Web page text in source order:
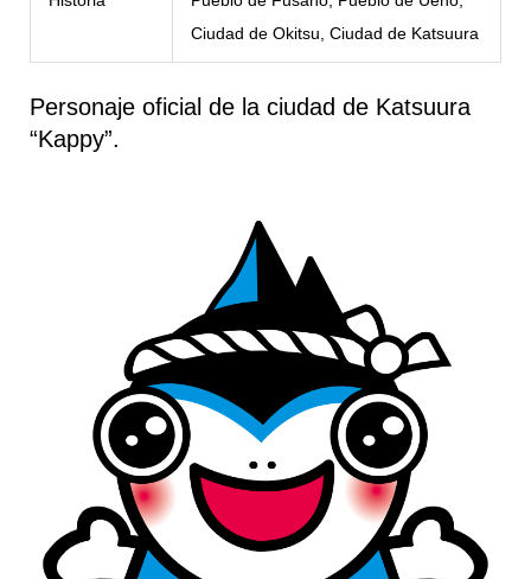
Ciudad de Okitsu, Ciudad de Katsuura
Personaje oficial de la ciudad de Katsuura
“Kappy”.